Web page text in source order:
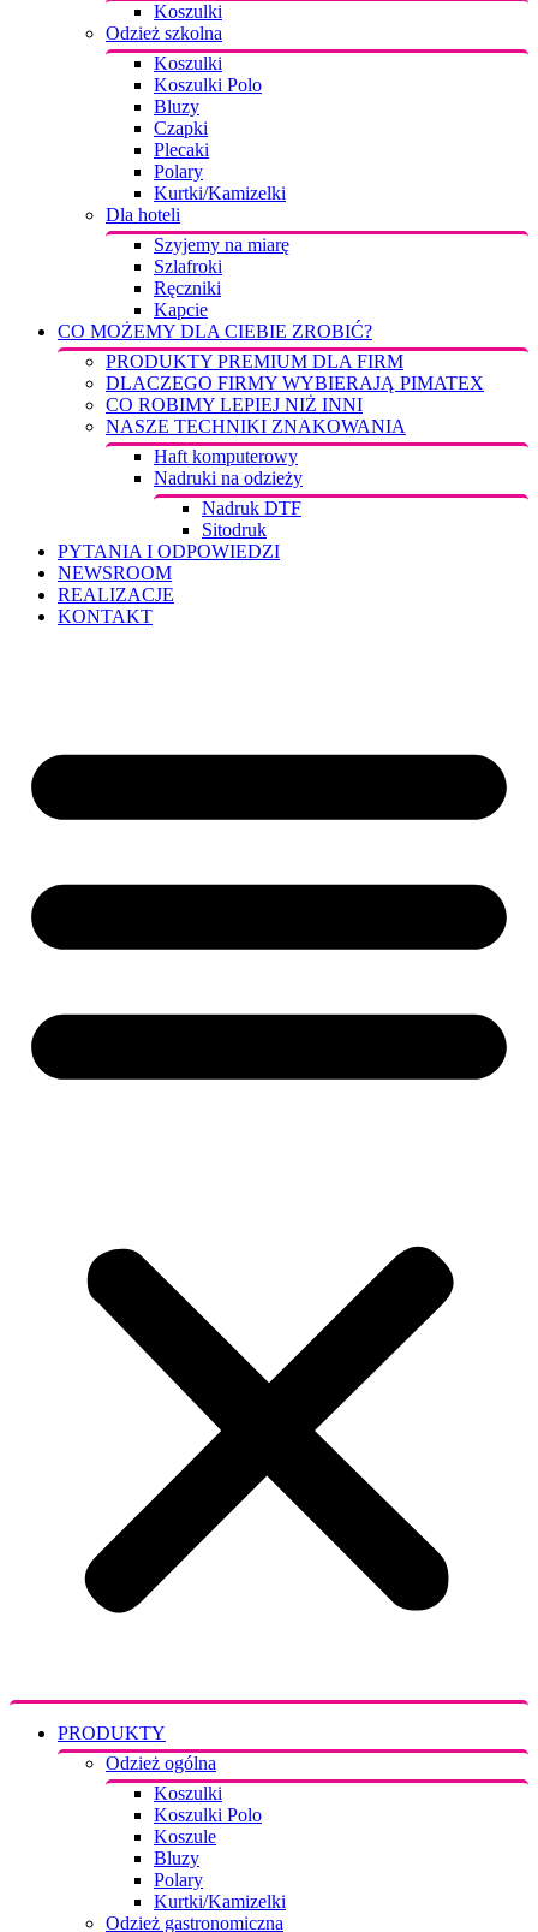
Koszulki
Odzież szkolna
Koszulki
Koszulki Polo
Bluzy
Czapki
Plecaki
Polary
Kurtki/Kamizelki
Dla hoteli
Szyjemy na miarę
Szlafroki
Ręczniki
Kapcie
CO MOŻEMY DLA CIEBIE ZROBIĆ?
PRODUKTY PREMIUM DLA FIRM
DLACZEGO FIRMY WYBIERAJĄ PIMATEX
CO ROBIMY LEPIEJ NIŻ INNI
NASZE TECHNIKI ZNAKOWANIA
Haft komputerowy
Nadruki na odzieży
Nadruk DTF
Sitodruk
PYTANIA I ODPOWIEDZI
NEWSROOM
REALIZACJE
KONTAKT
PRODUKTY
Odzież ogólna
Koszulki
Koszulki Polo
Koszule
Bluzy
Polary
Kurtki/Kamizelki
Odzież gastronomiczna